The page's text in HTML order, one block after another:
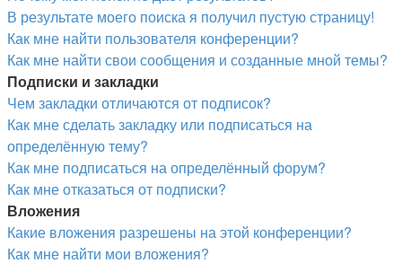
В результате моего поиска я получил пустую страницу!
Как мне найти пользователя конференции?
Как мне найти свои сообщения и созданные мной темы?
Подписки и закладки
Чем закладки отличаются от подписок?
Как мне сделать закладку или подписаться на
определённую тему?
Как мне подписаться на определённый форум?
Как мне отказаться от подписки?
Вложения
Какие вложения разрешены на этой конференции?
Как мне найти мои вложения?